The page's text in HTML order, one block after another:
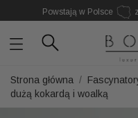
Powstają w Polsce
Twój znak
Strona główna
dużą kokardą i woalką